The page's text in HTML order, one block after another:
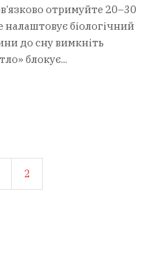
отримуйте 20–30
налаштовує біологічний
до сну вимкніть
блокує...
2